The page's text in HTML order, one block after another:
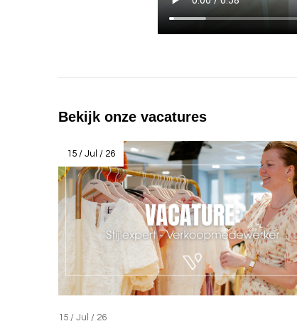
Bekijk onze vacatures
15 / Jul / 26
15 / Jul / 26